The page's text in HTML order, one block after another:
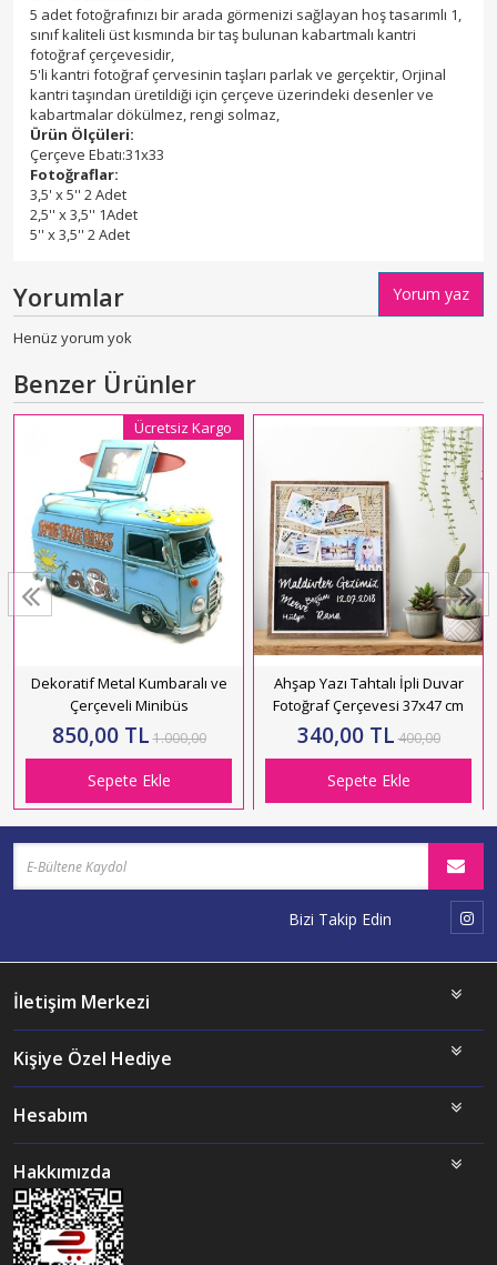
5 adet fotoğrafınızı bir arada görmenizi sağlayan hoş tasarımlı 1,
sınıf kaliteli üst kısmında bir taş bulunan kabartmalı kantri
fotoğraf çerçevesidir,
5'li kantri fotoğraf çervesinin taşları parlak ve gerçektir, Orjinal
kantri taşından üretildiği için çerçeve üzerindeki desenler ve
kabartmalar dökülmez, rengi solmaz,
Ürün Ölçüleri:
Çerçeve Ebatı:31x33
Fotoğraflar:
3,5' x 5'' 2 Adet
2,5'' x 3,5'' 1Adet
5'' x 3,5'' 2 Adet
Yorumlar Yorum yaz
Henüz yorum yok
Benzer Ürünler
Ücretsiz Kargo
Dekoratif Metal Kumbaralı ve
Çerçeveli Minibüs
850,00 TL 1.000,00
Sepete Ekle
Ahşap Yazı Tahtalı İpli Duvar
Fotoğraf Çerçevesi 37x47 cm
340,00 TL 400,00
Sepete Ekle
Bizi Takip Edin
İletişim Merkezi
Kişiye Özel Hediye
Hesabım
Hakkımızda